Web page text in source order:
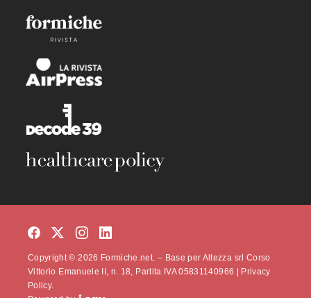
Copyright © 2026 Formiche.net. – Base per Altezza srl Corso
Vittorio Emanuele II, n. 18, Partita IVA 05831140966 | Privacy
Policy.